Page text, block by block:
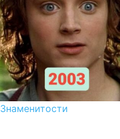
Знаменитости